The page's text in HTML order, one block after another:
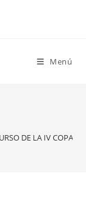
Menú
DE LA IV COPA